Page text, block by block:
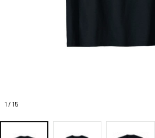
1 / 15